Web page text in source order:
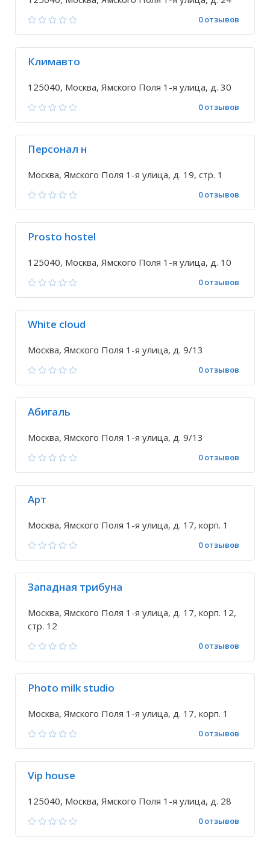
0 отзывов
Климавто
125040, Москва, Ямского Поля 1-я улица, д. 30
0 отзывов
Персонал н
Москва, Ямского Поля 1-я улица, д. 19, стр. 1
0 отзывов
Prosto hostel
125040, Москва, Ямского Поля 1-я улица, д. 10
0 отзывов
White cloud
Москва, Ямского Поля 1-я улица, д. 9/13
0 отзывов
Абигаль
Москва, Ямского Поля 1-я улица, д. 9/13
0 отзывов
Арт
Москва, Ямского Поля 1-я улица, д. 17, корп. 1
0 отзывов
Западная трибуна
Москва, Ямского Поля 1-я улица, д. 17, корп. 12,
стр. 12
0 отзывов
Photo milk studio
Москва, Ямского Поля 1-я улица, д. 17, корп. 1
0 отзывов
Vip house
125040, Москва, Ямского Поля 1-я улица, д. 28
0 отзывов